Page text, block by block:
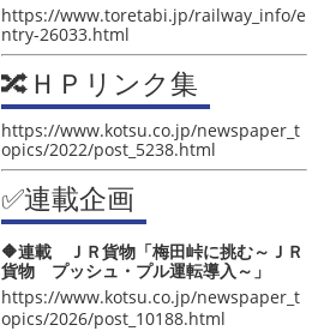
https://www.toretabi.jp/railway_info/e
ntry-26033.html
🔀ＨＰリンク集
https://www.kotsu.co.jp/newspaper_t
opics/2022/post_5238.html
✅連載企画
🔶連載 ＪＲ貨物「梅田峠に挑む～ＪＲ
貨物 プッシュ・プル運転導入～」
https://www.kotsu.co.jp/newspaper_t
opics/2026/post_10188.html